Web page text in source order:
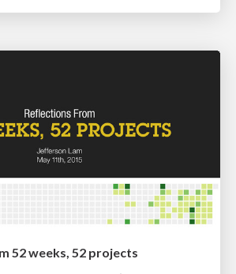
52 weeks, 52 projects